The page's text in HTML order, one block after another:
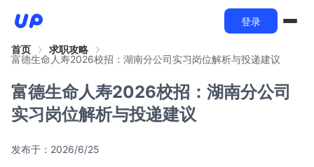
登录
首页
求职攻略
富德生命人寿2026校招：湖南分公司实习岗位解析与投递建议
富德生命人寿2026校招：湖南分公司
实习岗位解析与投递建议
发布于： 2026/6/25